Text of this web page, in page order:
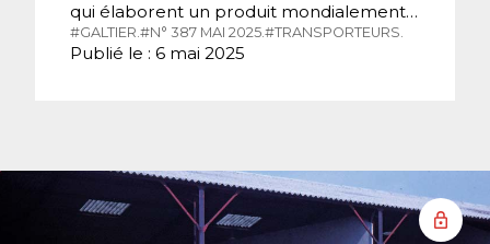
qui élaborent un produit mondialement…
#GALTIER.#N° 387 MAI 2025.#TRANSPORTEURS.
Publié le : 6 mai 2025